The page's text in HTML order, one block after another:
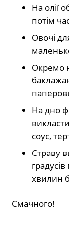
На олії
потім
Овочі
Окремо
На дно
соус,
Страву
хвилин
Смачного!